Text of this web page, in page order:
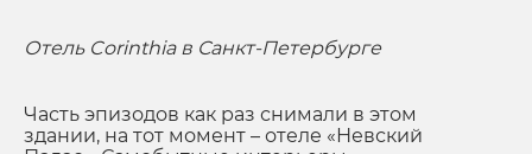
Отель Corinthia в Санкт-Петербурге
Часть эпизодов как раз снимали в этом
здании, на тот момент – отеле «Невский